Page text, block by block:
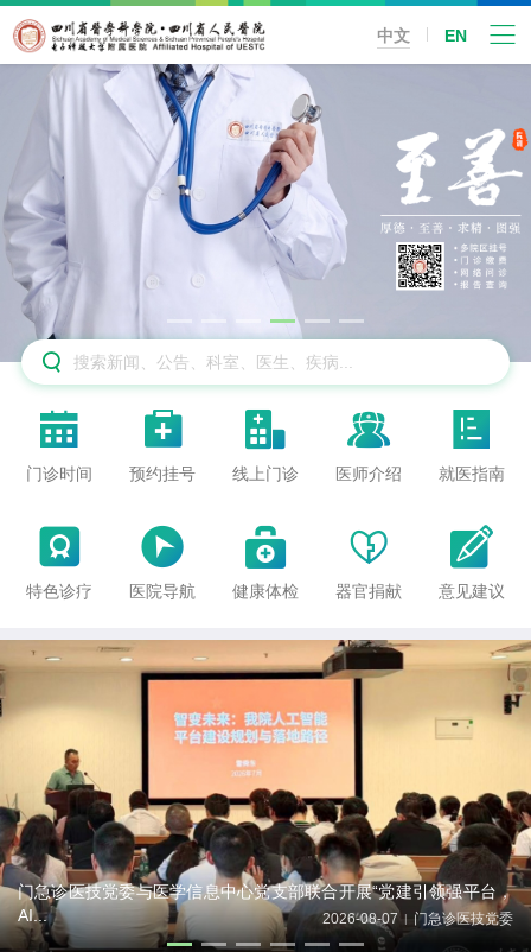
中文 EN


门诊时间

预约挂号

线上门诊

医师介绍

就医指南

特色诊疗

医院导航

健康体检

器官捐献

意见建议
门急诊医技党委与医学信息中心党支部联合开展“党建引领强平台，
AI...
2026-08-07 | 门急诊医技党委